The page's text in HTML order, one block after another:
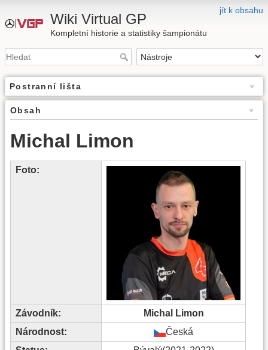
jít k obsahu
Wiki Virtual GP
Kompletní historie a statistiky šampionátu
Postranní lišta
Obsah
Michal Limon
Foto:
Závodník:
Michal Limon
Národnost:
Česká